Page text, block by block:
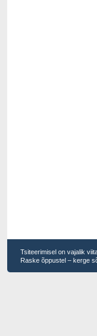
Tsiteerimisel on vajalik
Raske õppustel – kerge